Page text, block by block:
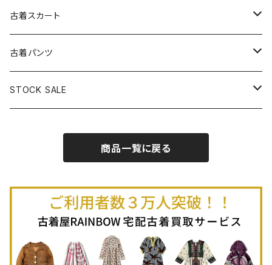
古着ベアトップワンピース
古着オールインワン
古着オーバーオール
古着パーカー
古着長袖プルオーバー
古着半袖プルオーバー
古着Ｔシャツ
古着長袖Ｔシャツ
古着半袖Ｔシャツ
古着ベスト
古着キャミソール
古着ポロシャツ
古着長袖ポロシャツ
古着スウェット
古着カーディガン
古着半袖ニット
古着ニットアウター
古着ライトジャケット
古着ライトコート
古着ヘビージャケット
古着羽織り
古着スカート
古着ロング丈スカート (丈76cm-)
古着膝丈スカート (丈56-75cm)
古着ミニ丈スカート (丈56-75cm)
古着パンツ
古着ロング丈パンツ
STOCK SALE
Autumn / Winter
商品一覧に戻る